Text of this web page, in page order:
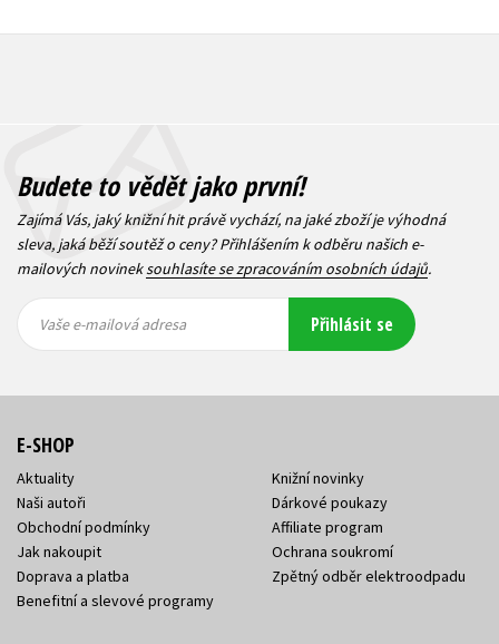
Budete to vědět jako první!
Zajímá Vás, jaký knižní hit právě vychází, na jaké zboží je výhodná
sleva, jaká běží soutěž o ceny? Přihlášením k odběru našich e-
mailových novineksouhlasíte se zpracováním osobních údajů.
mailová
mailová
Vaše e-mailová adresa Přihlásit se
E-SHOP
Aktuality
Naši autoři
Obchodní podmínky
Jak nakoupit
Doprava a platba
Benefitní a slevové programy
Knižní novinky
Dárkové poukazy
Affiliate program
Ochrana soukromí
Zpětný odběr elektroodpadu